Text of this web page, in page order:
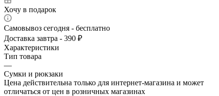
Хочу в подарок
Самовывоз сегодня - бесплатно
Доставка завтра - 390 ₽
Характеристики
Тип товара
—
Сумки и рюкзаки
Цена действительна только для интернет-магазина и может
отличаться от цен в розничных магазинах